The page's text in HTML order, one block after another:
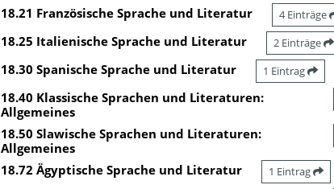
18.21 Französische Sprache und Literatur 4 Einträge
18.25 Italienische Sprache und Literatur 2 Einträge
18.30 Spanische Sprache und Literatur 1 Eintrag
18.40 Klassische Sprachen und Literaturen:
Allgemeines
18.50 Slawische Sprachen und Literaturen:
Allgemeines
18.72 Ägyptische Sprache und Literatur 1 Eintrag